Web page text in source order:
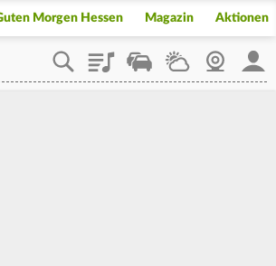
Morgen Hessen Magazin Aktionen
PlaylistStaupilotWetterWebcam